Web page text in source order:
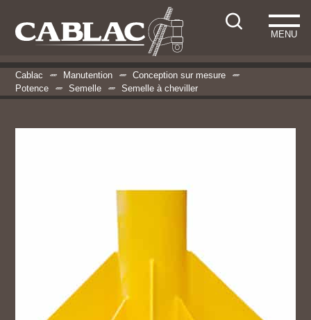
MENU
Cablac Manutention
Conception sur mesure
Potence
Semelle Semelle à cheviller